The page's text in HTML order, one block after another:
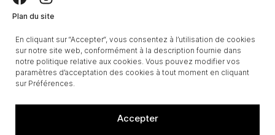
En cliquant sur “Accepter“, vous consentez à l’utilisation de cookies
sur notre site web, conformément à la description fournie dans
notre politique relative aux cookies. Vous pouvez modifier vos
paramètres d’acceptation des cookies à tout moment en cliquant
sur Préférences.
Accepter
Plan du site
Conditions Générales de Vente
Mentions Légales
Politique de confidentialité